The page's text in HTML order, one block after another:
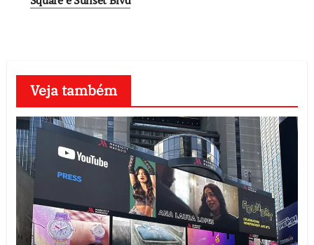
Veja também